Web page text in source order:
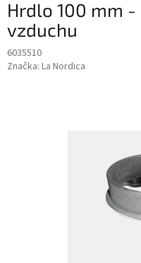
Hrdlo 100 mm
vzduchu
6035510
Značka: La Nordica